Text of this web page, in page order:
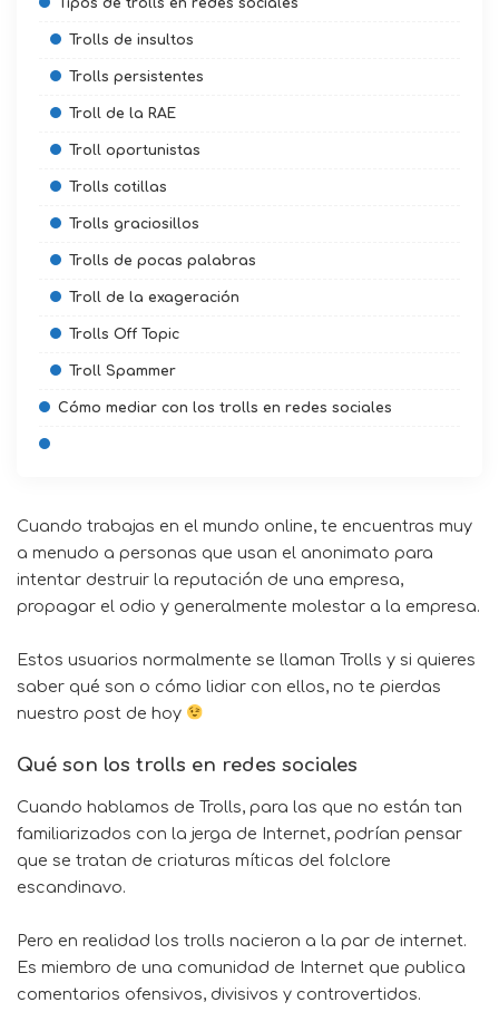
Trolls de insultos
Trolls persistentes
Troll de la RAE
Troll oportunistas
Trolls cotillas
Trolls graciosillos
Trolls de pocas palabras
Troll de la exageración
Trolls Off Topic
Troll Spammer
Cómo mediar con los trolls en redes sociales
Cuando trabajas en el mundo online, te encuentras muy
a menudo a personas que usan el anonimato para
intentar destruir la reputación de una empresa,
propagar el odio y generalmente molestar a la empresa.
Estos usuarios normalmente se llaman Trolls y si quieres
saber qué son o cómo lidiar con ellos, no te pierdas
nuestro post de hoy
Qué son los trolls en redes sociales
Cuando hablamos de Trolls, para las que no están tan
familiarizados con la jerga de Internet, podrían pensar
que se tratan de criaturas míticas del folclore
escandinavo.
Pero en realidad los trolls nacieron a la par de internet.
Es miembro de una comunidad de Internet que publica
comentarios ofensivos, divisivos y controvertidos.